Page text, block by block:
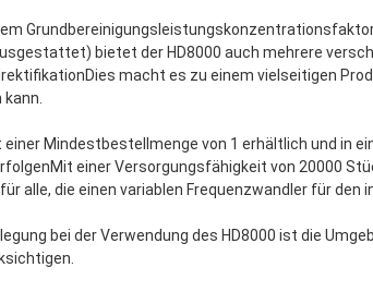
bietet der HD8000 auch mehrere
macht es zu einem vielseitigen
einer Mindestbestellmenge von 1 erhältlich und in
einer Versorgungsfähigkeit von 20000
alle, die einen variablen Frequenzwandler für den
bei der Verwendung des HD8000 ist die